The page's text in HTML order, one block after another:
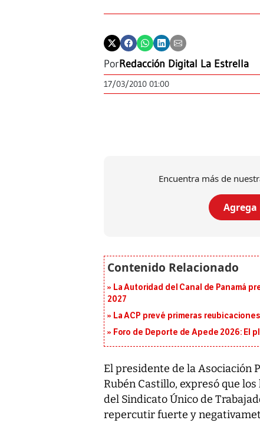
PorRedacción Digital La Estrella
17/03/2010 01:00
Encuentra más de
Agrega
La Autoridad del Canal de Panamá
2027
La ACP prevé primeras
Foro de Deporte de Apede 2026: El
El presidente de la Asociación
Rubén Castillo, expresó que
del Sindicato Único de
repercutir fuerte y